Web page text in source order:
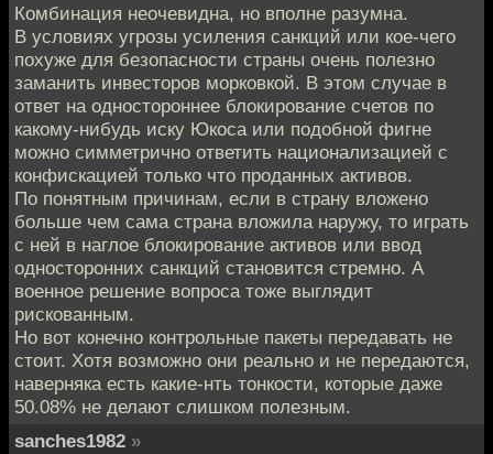
Комбинация неочевидна, но вполне разумна.
В условиях угрозы усиления санкций или кое-чего
похуже для безопасности страны очень полезно
заманить инвесторов морковкой. В этом случае в
ответ на одностороннее блокирование счетов по
какому-нибудь иску Юкоса или подобной фигне
можно симметрично ответить национализацией с
конфискацией только что проданных активов.
По понятным причинам, если в страну вложено
больше чем сама страна вложила наружу, то играть
с ней в наглое блокирование активов или ввод
односторонних санкций становится стремно. А
военное решение вопроса тоже выглядит
рискованным.
Но вот конечно контрольные пакеты передавать не
стоит. Хотя возможно они реально и не передаются,
наверняка есть какие-нть тонкости, которые даже
50.08% не делают слишком полезным.
sanches1982 »